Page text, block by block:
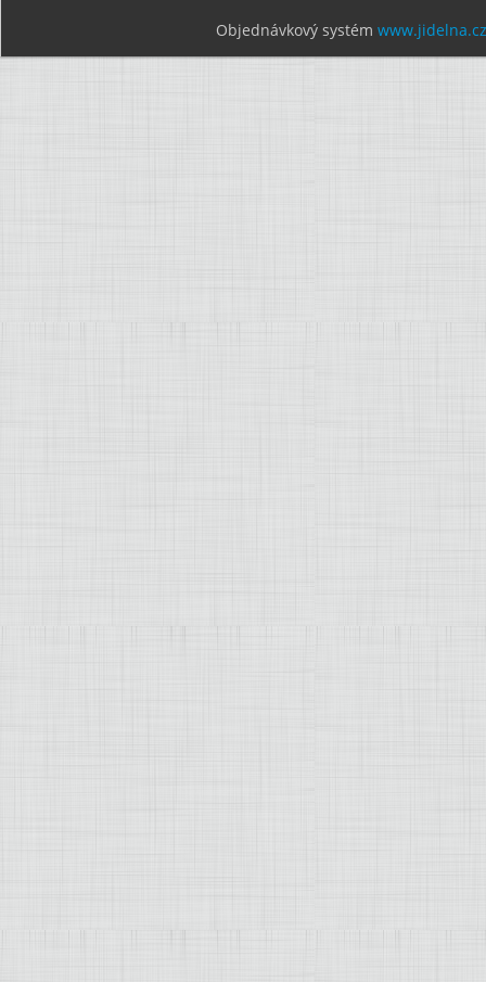
Objednávkový systém www.jidelna.cz